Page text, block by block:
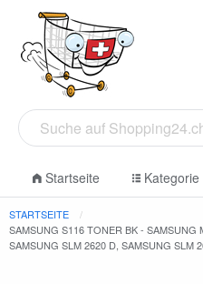
Startseite Kategorie
STARTSEITE
SAMSUNG S116 TONER BK - SAMSUNG
SAMSUNG SLM 2620 D, SAMSUNG SLM